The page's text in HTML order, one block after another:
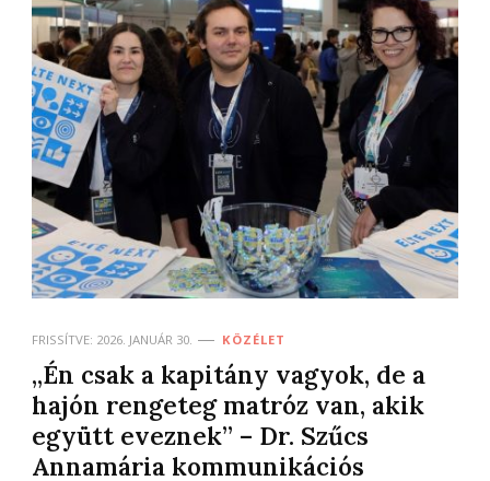
FRISSÍTVE: 2026. JANUÁR 30. KÖZÉLET
„Én csak a kapitány vagyok, de a
hajón rengeteg matróz van, akik
együtt eveznek” – Dr. Szűcs
Annamária kommunikációs